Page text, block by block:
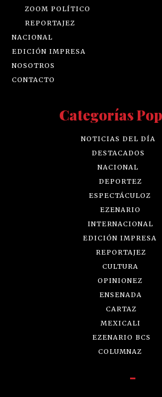
ZOOM POLÍTICO
REPORTAJEZ
NACIONAL
EDICIÓN IMPRESA
NOSOTROS
CONTACTO
Categorías
NOTICIAS DEL DÍA
DESTACADOS
NACIONAL
DEPORTEZ
ESPECTÁCULOZ
EZENARIO
INTERNACIONAL
EDICIÓN IMPRESA
REPORTAJEZ
CULTURA
OPINIONEZ
ENSENADA
CARTAZ
MEXICALI
EZENARIO BCS
COLUMNAZ
-